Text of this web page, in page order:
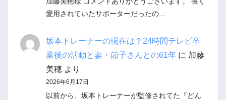
愛用されていたサポーターだったの…
坂本トレーナーの現在は？24時間テレビ卒
業後の活動と妻・節子さんとの61年に 加藤
美穂より
2026年6月17日
以前から、坂本トレーナーが監修されてた『どん